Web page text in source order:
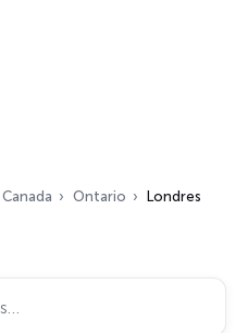
Canada Ontario Londres